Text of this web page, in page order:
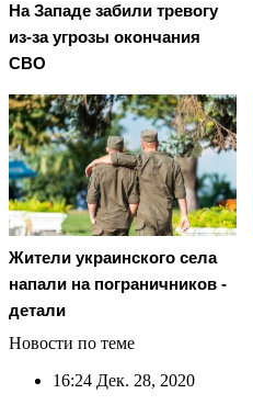
На Западе забили тревогу
из-за угрозы окончания
СВО
Жители украинского села
напали на пограничников -
детали
Новости по теме
16:24 Дек. 28, 2020